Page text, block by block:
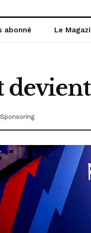
abonné Le
Sponsoring